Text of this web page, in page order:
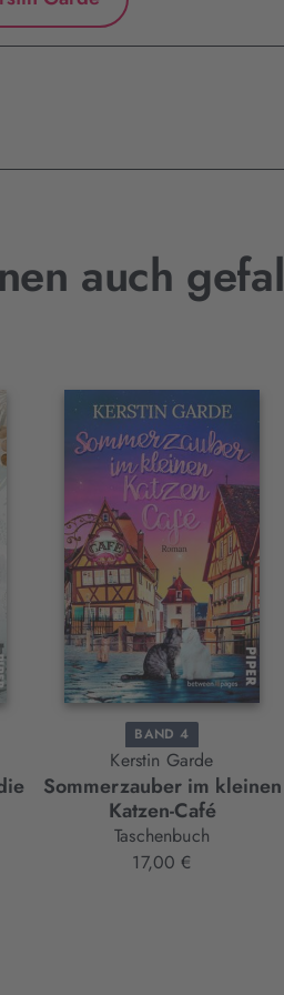
auch
BAND 4
Kerstin Garde
Sommerzauber im kleinen
Katzen-Café
Taschenbuch
17,00 €